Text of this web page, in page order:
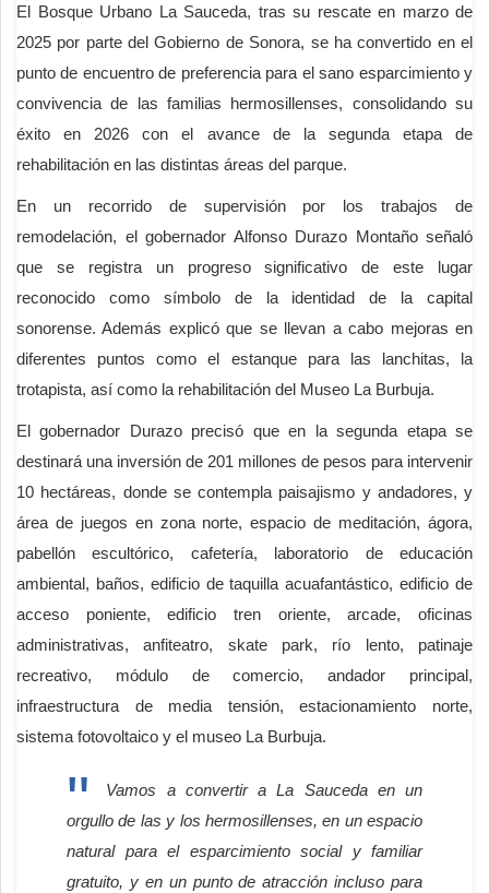
El Bosque Urbano La Sauceda, tras su rescate en marzo de
2025 por parte del Gobierno de Sonora, se ha convertido en el
punto de encuentro de preferencia para el sano esparcimiento y
convivencia de las familias hermosillenses, consolidando su
éxito en 2026 con el avance de la segunda etapa de
rehabilitación en las distintas áreas del parque.
En un recorrido de supervisión por los trabajos de
remodelación, el gobernador Alfonso Durazo Montaño señaló
que se registra un progreso significativo de este lugar
reconocido como símbolo de la identidad de la capital
sonorense. Además explicó que se llevan a cabo mejoras en
diferentes puntos como el estanque para las lanchitas, la
trotapista, así como la rehabilitación del Museo La Burbuja.
El gobernador Durazo precisó que en la segunda etapa se
destinará una inversión de 201 millones de pesos para intervenir
10 hectáreas, donde se contempla paisajismo y andadores, y
área de juegos en zona norte, espacio de meditación, ágora,
pabellón escultórico, cafetería, laboratorio de educación
ambiental, baños, edificio de taquilla acuafantástico, edificio de
acceso poniente, edificio tren oriente, arcade, oficinas
administrativas, anfiteatro, skate park, río lento, patinaje
recreativo, módulo de comercio, andador principal,
infraestructura de media tensión, estacionamiento norte,
sistema fotovoltaico y el museo La Burbuja.
Vamos a convertir a La Sauceda en un
orgullo de las y los hermosillenses, en un espacio
natural para el esparcimiento social y familiar
gratuito, y en un punto de atracción incluso para